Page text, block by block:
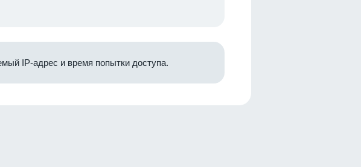
IP-адрес и время попытки доступа.